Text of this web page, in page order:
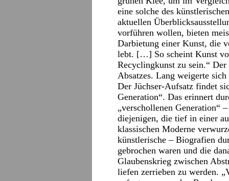
eine solche des
aktuellen
vorführen wollen, bieten
Darbietung einer Kunst, die
lebt. […] So scheint Kunst
Recyclingkunst zu sein.“
Absatzes. Lang weigerte sich
Der Jüchser-Aufsatz findet
Generation“. Das erinnert
„verschollenen Generation“
diejenigen, die tief in einer
klassischen Moderne
künstlerische – Biografien
gebrochen waren und die
Glaubenskrieg zwischen
liefen zerrieben zu werden.